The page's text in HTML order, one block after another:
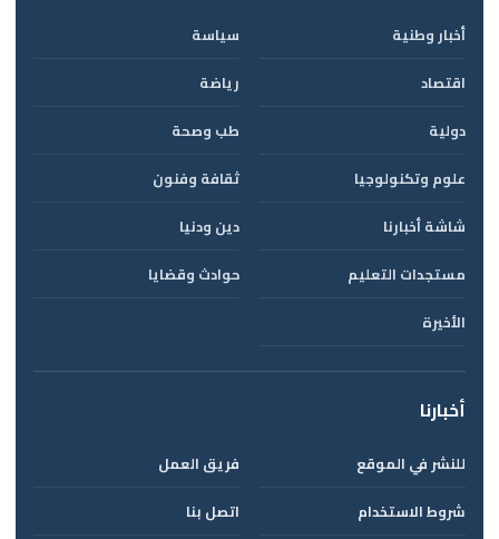
أخبار وطنية
سياسة
اقتصاد
رياضة
دولية
طب وصحة
علوم وتكنولوجيا
ثقافة وفنون
شاشة أخبارنا
دين ودنيا
مستجدات التعليم
حوادث وقضايا
الأخيرة
أخبارنا
للنشر في الموقع
فريق العمل
شروط الاستخدام
اتصل بنا